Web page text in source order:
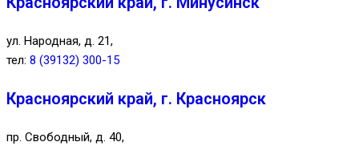
ул. Народная, д. 21,
тел: 8 (39132) 300-15
Красноярский край, г. Красноярск
пр. Свободный, д. 40,